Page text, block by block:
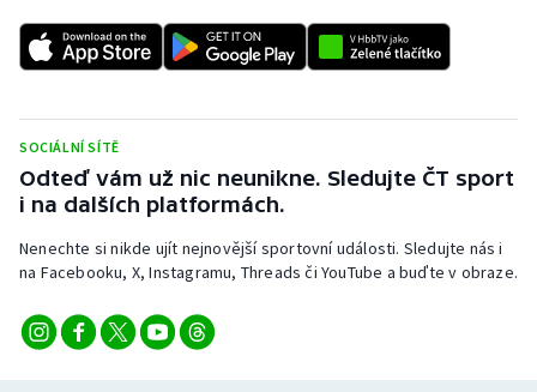
SOCIÁLNÍ SÍTĚ
Odteď vám už nic neunikne. Sledujte ČT sport
i na dalších platformách.
Nenechte si nikde ujít nejnovější sportovní události. Sledujte nás i
na Facebooku, X, Instagramu, Threads či YouTube a buďte v obraze.